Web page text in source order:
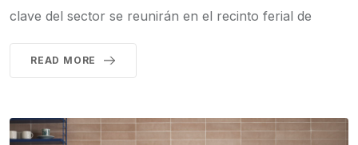
clave del sector se reunirán en el recinto ferial de
READ MORE